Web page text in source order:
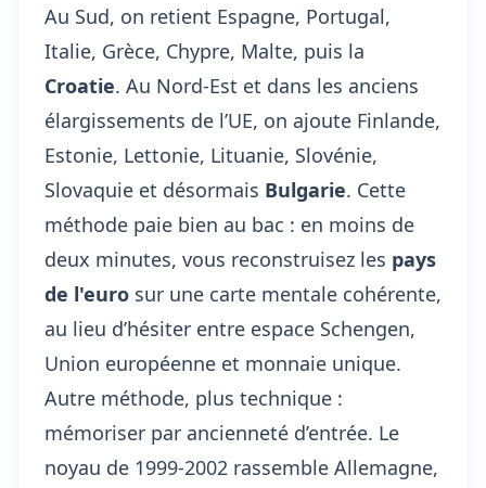
Au Sud, on retient Espagne, Portugal,
Italie, Grèce, Chypre, Malte, puis la
Croatie. Au Nord-Est et dans les anciens
élargissements de l’UE, on ajoute Finlande,
Estonie, Lettonie, Lituanie, Slovénie,
Slovaquie et désormais Bulgarie. Cette
méthode paie bien au bac : en moins de
deux minutes, vous reconstruisez les pays
de l'euro sur une carte mentale cohérente,
au lieu d’hésiter entre espace Schengen,
Union européenne et monnaie unique.
Autre méthode, plus technique :
mémoriser par ancienneté d’entrée. Le
noyau de 1999-2002 rassemble Allemagne,